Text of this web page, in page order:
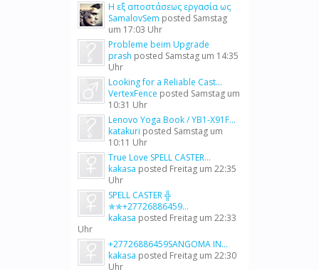
Η εξ αποστάσεως εργασία ως
SamalovSem posted Samstag
um 17:03 Uhr
Probleme beim Upgrade
prash posted Samstag um 14:35
Uhr
Looking for a Reliable Cast...
VertexFence posted Samstag um
10:31 Uhr
Lenovo Yoga Book / YB1-X91F...
katakuri posted Samstag um
10:11 Uhr
True Love SPELL CASTER...
kakasa posted Freitag um 22:35
Uhr
SPELL CASTER ╬
✯✯+27726886459...
kakasa posted Freitag um 22:33
Uhr
+27726886459SANGOMA IN...
kakasa posted Freitag um 22:30
Uhr